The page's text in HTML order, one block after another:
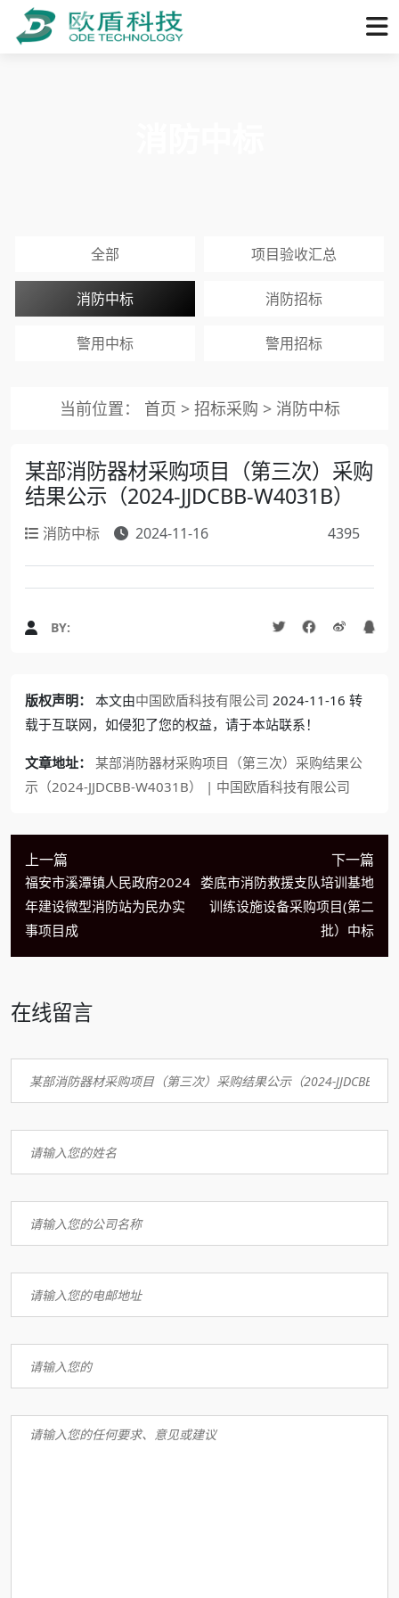
全部 项目验收汇总
消防中标 消防招标
警用中标 警用招标
当前位置： 首页 > 招标采购 > 消防中标
某部消防器材采购项目（第三次）采购
结果公示（2024-JJDCBB-W4031B）
消防中标 2024-11-16 4395
BY:
版权声明： 本文由中国欧盾科技有限公司 2024-11-16 转
载于互联网，如侵犯了您的权益，请于本站联系！
文章地址：
某部消防器材采购项目（第三次）采购结果公
示（2024-JJDCBB-W4031B） | 中国欧盾科技有限公司
上一篇
福安市溪潭镇人民政府2024
年建设微型消防站为民办实
事项目成
下一篇
娄底市消防救援支队培训基地
训练设施设备采购项目(第二
批）中标
在线留言